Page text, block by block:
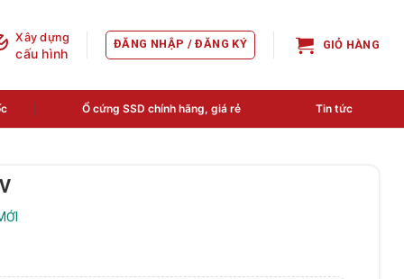
Xây dựng
cấu hình
ĐĂNG NHẬP / ĐĂNG KÝ GIỎ HÀNG
Ổ cứng SSD chính hãng, giá rẻ Tin tức